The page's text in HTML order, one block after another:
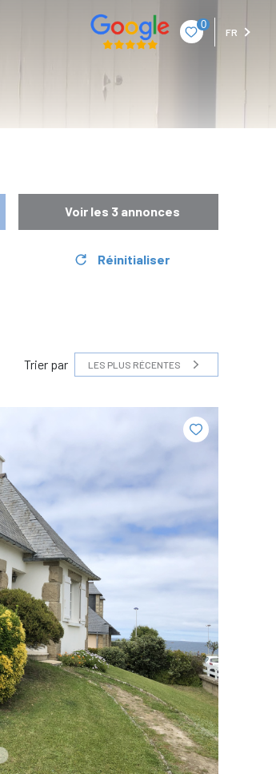
0
FR
Voir les 3 annonces
Réinitialiser
Trier par LES PLUS RÉCENTES